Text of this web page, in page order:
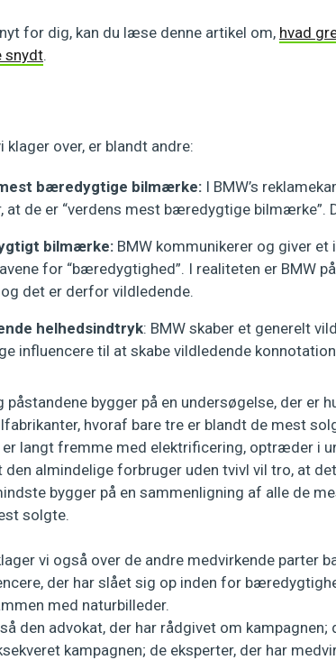
for dig, kan du læse denne artikel om, hvad
snydt.
klager over, er blandt andre:
bæredygtige bilmærke: I BMW’s
at de er “verdens mest bæredygtige bilmærke”.
bilmærke: BMW kommunikerer og giver
for “bæredygtighed”. I realiteten er BMW
det er derfor vildledende.
helhedsindtryk: BMW skaber et generelt
influencere til at skabe vildledende
påstandene bygger på en undersøgelse, der er
hvoraf bare tre er blandt de mest
langt fremme med elektrificering, optræder i
den almindelige forbruger uden tvivl vil tro, at
bygger på en sammenligning af alle de
solgte.
vi også over de andre medvirkende parter
der har slået sig op inden for
med naturbilleder.
den advokat, der har rådgivet om kampagnen;
kampagnen; de eksperter, der har